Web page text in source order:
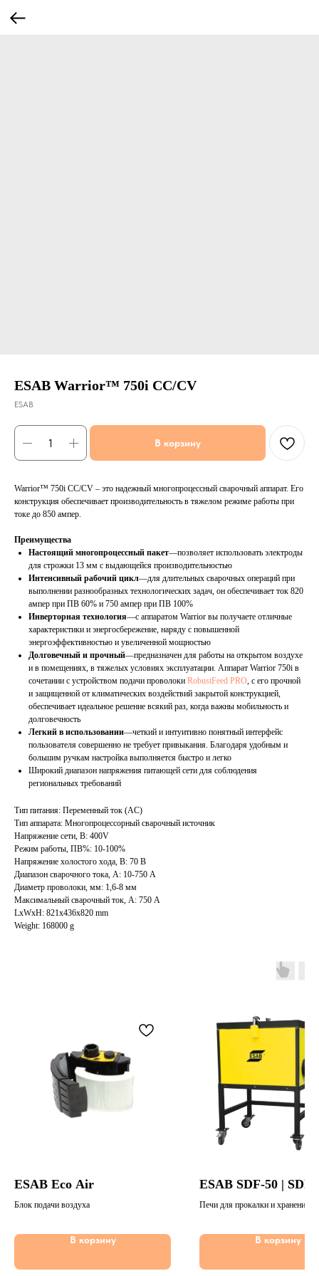
ESAB Warrior™ 750i CC/CV
ESAB
В корзину
Warrior™ 750i CC/CV – это надежный многопроцессный сварочный аппарат. Его
конструкция обеспечивает производительность в тяжелом режиме работы при
токе до 850 ампер.
Преимущества
Настоящий многопроцессный пакет—позволяет использовать электроды
для строжки 13 мм с выдающейся производительностью
Интенсивный рабочий цикл—для длительных сварочных операций при
выполнении разнообразных технологических задач, он обеспечивает ток 820
ампер при ПВ 60% и 750 ампер при ПВ 100%
Инверторная технология—с аппаратом Warrior вы получаете отличные
характеристики и энергосбережение, наряду с повышенной
энергоэффективностью и увеличенной мощностью
Долговечный и прочный—предназначен для работы на открытом воздухе
и в помещениях, в тяжелых условиях эксплуатации. Аппарат Warrior 750i в
сочетании с устройством подачи проволоки RobustFeed PRO, с его прочной
и защищенной от климатических воздействий закрытой конструкцией,
обеспечивает идеальное решение всякий раз, когда важны мобильность и
долговечность
Легкий в использовании—четкий и интуитивно понятный интерфейс
пользователя совершенно не требует привыкания. Благодаря удобным и
большим ручкам настройка выполняется быстро и легко
Широкий диапазон напряжения питающей сети для соблюдения
региональных требований
Тип питания: Переменный ток (AC)
Тип аппарата: Многопроцессорный сварочный источник
Напряжение сети, В: 400V
Режим работы, ПВ%: 10-100%
Напряжение холостого хода, В: 70 В
Диапазон сварочного тока, А: 10-750 А
Диаметр проволоки, мм: 1,6-8 мм
Максимальный сварочный ток, А: 750 А
LxWxH: 821x436x820 mm
Weight: 168000 g
ESAB Eco Air
Блок подачи воздуха
В корзину
ESAB SDF-50 | SDF-
Печи для прокалки и хранения
В корзину